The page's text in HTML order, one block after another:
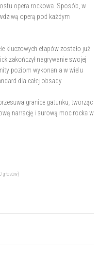
opera rockowa. Sposób, w
operą pod każdym
kluczowych etapów zostało już
zakończył nagrywanie swojej
poziom wykonania w wielu
dla całej obsady.
granice gatunku, tworząc
narrację i surową moc rocka w
głosów)